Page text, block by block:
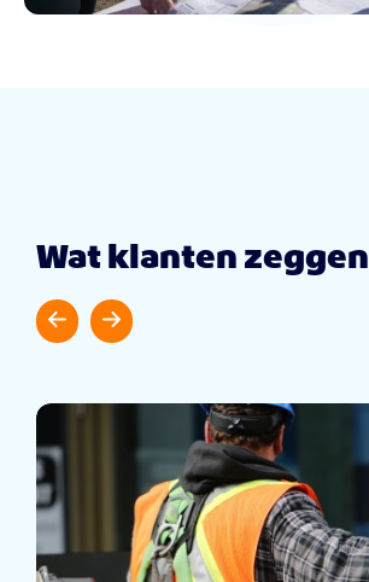
Wat klanten zeggen